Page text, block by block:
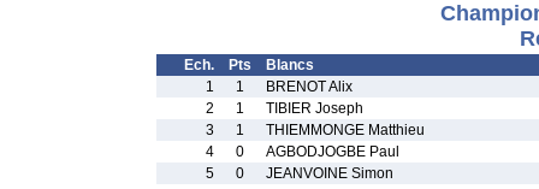
Ech. Pts
Blancs
1
1
BRENOT Alix
2
1
TIBIER Joseph
3
1
THIEMMONGE Matthieu
4
0
AGBODJOGBE Paul
5
0 JEANVOINE Simon